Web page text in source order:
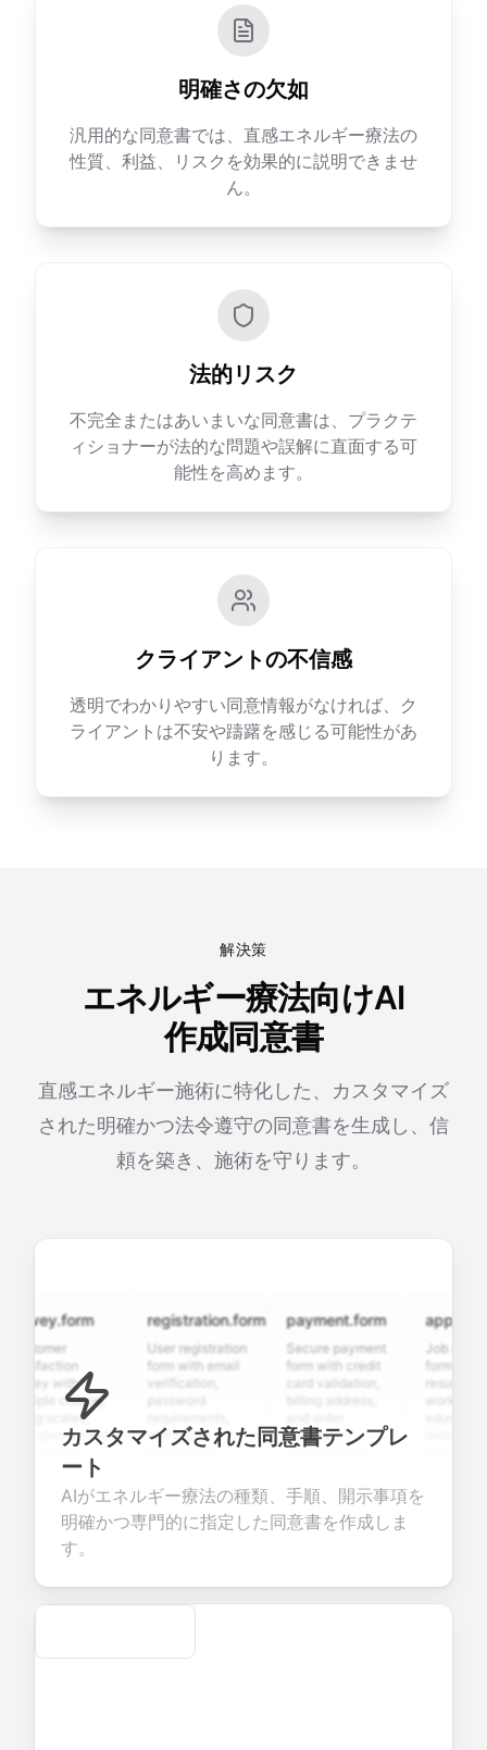
明確さの欠如
汎用的な同意書では、直感エネルギー療法の
性質、利益、リスクを効果的に説明できませ
ん。
法的リスク
不完全またはあいまいな同意書は、プラクテ
ィショナーが法的な問題や誤解に直面する可
能性を高めます。
クライアントの不信感
透明でわかりやすい同意情報がなければ、ク
ライアントは不安や躊躇を感じる可能性があ
ります。
解決策
エネルギー療法向けAI
作成同意書
直感エネルギー施術に特化した、カスタマイズ
された明確かつ法令遵守の同意書を生成し、信
頼を築き、施術を守ります。
with
choice,
open-ended
valuable
about
products or
registration.form
User registration
form with email
verification,
and profile
information
seamless
account
creation.
payment.form
Secure payment
form with credit
card validation,
summary
integration for
commerce
transactions.
Job
form with
resume
details, and
questions for
efficient
candidate
カスタマイズされた同意書テンプレ
ート
AIがエネルギー療法の種類、手順、開示事項を
明確かつ専門的に指定した同意書を作成しま
す。
Secure